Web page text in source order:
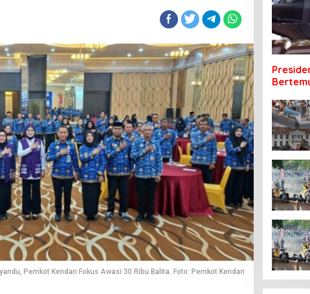
Pemkot Kendari Fokus Awasi 30 Ribu Balita. Foto: Pemkot Kendari